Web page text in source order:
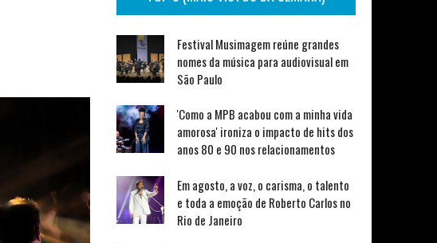
Festival Musimagem reúne grandes
nomes da música para audiovisual em
São Paulo
'Como a MPB acabou com a minha vida
amorosa' ironiza o impacto de hits dos
anos 80 e 90 nos relacionamentos
Em agosto, a voz, o carisma, o talento
e toda a emoção de Roberto Carlos no
Rio de Janeiro